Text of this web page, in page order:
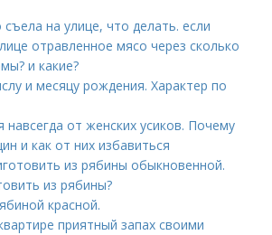
на улице, что делать. если
отравленное мясо через сколько
и какие?
и месяцу рождения. Характер по
навсегда от женских усиков. Почему
и как от них избавиться
из рябины обыкновенной.
из рябины?
красной.
приятный запах своими